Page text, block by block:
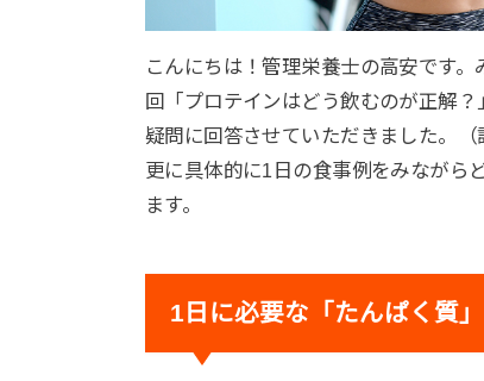
こんにちは！管理栄養士の高安です
回「プロテインはどう飲むのが正解
疑問に回答させていただきました。（
更に具体的に1日の食事例をみながら
ます。
1日に必要な「たんぱく質